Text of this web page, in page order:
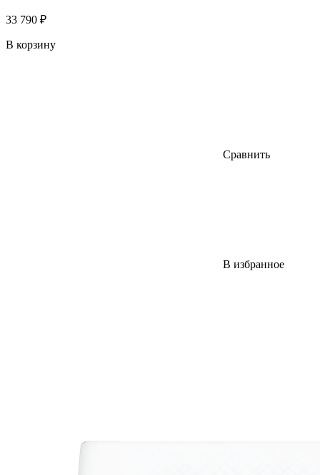
33 790 ₽
В корзину
Сравнить
В избранное